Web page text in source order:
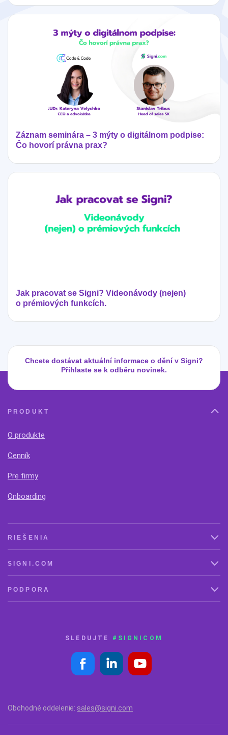
Záznam seminára – 3 mýty o digitálnom podpise:
Čo hovorí právna prax?
Jak pracovat se Signi? Videonávody (nejen)
o prémiových funkcích.
Chcete dostávat aktuální informace o dění v Signi?
Přihlaste se k odběru novinek.
PRODUKT
O produkte
Cenník
Pre firmy
Onboarding
RIEŠENIA
SIGNI.COM
PODPORA
SLEDUJTE #SIGNICOM
Obchodné oddelenie: sales@signi.com